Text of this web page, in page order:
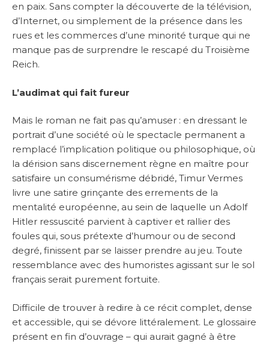
en paix. Sans compter la découverte de la télévision,
d’Internet, ou simplement de la présence dans les
rues et les commerces d’une minorité turque qui ne
manque pas de surprendre le rescapé du Troisième
Reich.
L’audimat qui fait fureur
Mais le roman ne fait pas qu’amuser : en dressant le
portrait d’une société où le spectacle permanent a
remplacé l’implication politique ou philosophique, où
la dérision sans discernement règne en maître pour
satisfaire un consumérisme débridé, Timur Vermes
livre une satire grinçante des errements de la
mentalité européenne, au sein de laquelle un Adolf
Hitler ressuscité parvient à captiver et rallier des
foules qui, sous prétexte d’humour ou de second
degré, finissent par se laisser prendre au jeu. Toute
ressemblance avec des humoristes agissant sur le sol
français serait purement fortuite.
Difficile de trouver à redire à ce récit complet, dense
et accessible, qui se dévore littéralement. Le glossaire
présent en fin d’ouvrage – qui aurait gagné à être